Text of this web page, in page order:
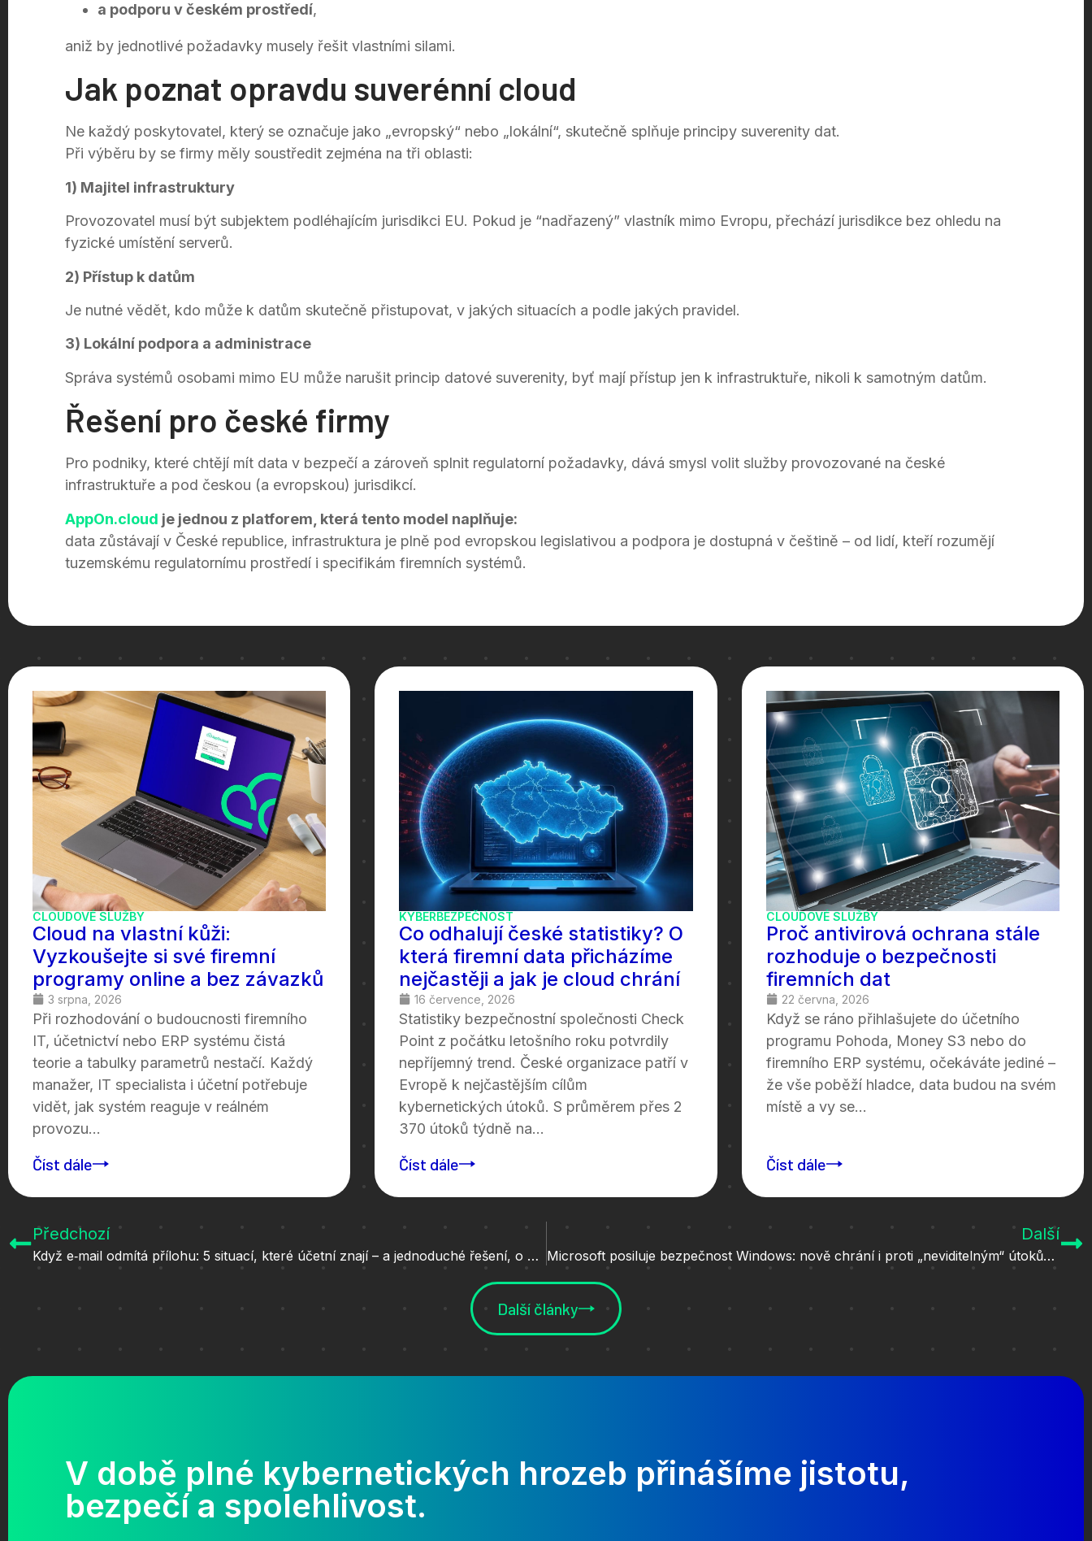
a podporu v českém prostředí,
aniž by jednotlivé požadavky musely řešit vlastními silami.
Jak poznat opravdu suverénní cloud
Ne každý poskytovatel, který se označuje jako „evropský“ nebo „lokální“, skutečně splňuje principy suverenity dat.
Při výběru by se firmy měly soustředit zejména na tři oblasti:
1) Majitel infrastruktury
Provozovatel musí být subjektem podléhajícím jurisdikci EU. Pokud je “nadřazený” vlastník mimo Evropu, přechází jurisdikce bez ohledu na
fyzické umístění serverů.
2) Přístup k datům
Je nutné vědět, kdo může k datům skutečně přistupovat, v jakých situacích a podle jakých pravidel.
3) Lokální podpora a administrace
Správa systémů osobami mimo EU může narušit princip datové suverenity, byť mají přístup jen k infrastruktuře, nikoli k samotným datům.
Řešení pro české firmy
Pro podniky, které chtějí mít data v bezpečí a zároveň splnit regulatorní požadavky, dává smysl volit služby provozované na české
infrastruktuře a pod českou (a evropskou) jurisdikcí.
AppOn.cloud je jednou z platforem, která tento model naplňuje:
data zůstávají v České republice, infrastruktura je plně pod evropskou legislativou a podpora je dostupná v češtině – od lidí, kteří rozumějí
tuzemskému regulatornímu prostředí i specifikám firemních systémů.
CLOUDOVÉ SLUŽBY
Cloud na vlastní kůži:
Vyzkoušejte si své firemní
programy online a bez závazků
3 srpna, 2026
Při rozhodování o budoucnosti firemního
IT, účetnictví nebo ERP systému čistá
teorie a tabulky parametrů nestačí. Každý
manažer, IT specialista i účetní potřebuje
vidět, jak systém reaguje v reálném
provozu...
Číst dále
KYBERBEZPEČNOST
Co odhalují české statistiky? O
která firemní data přicházíme
nejčastěji a jak je cloud chrání
16 července, 2026
Statistiky bezpečnostní společnosti Check
Point z počátku letošního roku potvrdily
nepříjemný trend. České organizace patří v
Evropě k nejčastějším cílům
kybernetických útoků. S průměrem přes 2
370 útoků týdně na...
Číst dále
CLOUDOVÉ SLUŽBY
Proč antivirová ochrana stále
rozhoduje o bezpečnosti
firemních dat
22 června, 2026
Když se ráno přihlašujete do účetního
programu Pohoda, Money S3 nebo do
firemního ERP systému, očekáváte jediné –
že vše poběží hladce, data budou na svém
místě a vy se...
Číst dále
Předchozí
Když e‑mail odmítá přílohu: 5 situací, které účetní znají – a jednoduché řešení, o kterém se moc nemluví
Další
Microsoft posiluje bezpečnost Windows: nově chrání i proti „neviditelným“ útokům přes vzdálenou plochu
Další články
V době plné kybernetických hrozeb přinášíme jistotu,
bezpečí a spolehlivost.